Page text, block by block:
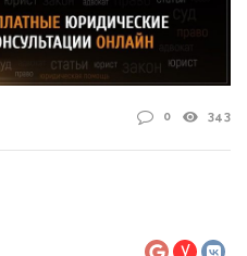
0 343